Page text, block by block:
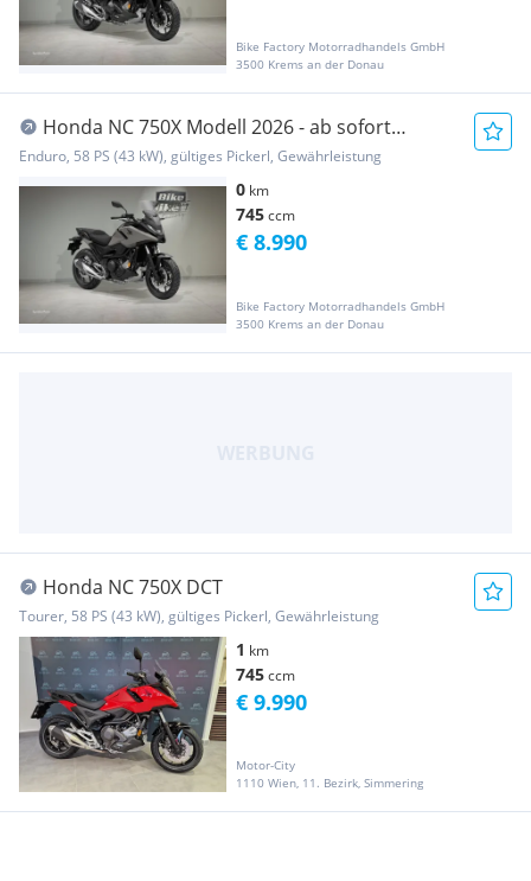
Bike Factory Motorradhandels GmbH
3500 Krems an der Donau
Honda NC 750X Modell 2026 - ab sofort
bestellbar
Enduro, 58 PS (43 kW), gültiges Pickerl, Gewährleistung
0 km
745ccm
Bike Factory Motorradhandels GmbH
3500 Krems an der Donau
€ 8.990
Honda NC 750X DCT
Tourer, 58 PS (43 kW), gültiges Pickerl, Gewährleistung
1 km
745ccm
Motor-City
1110 Wien, 11. Bezirk, Simmering
€ 9.990